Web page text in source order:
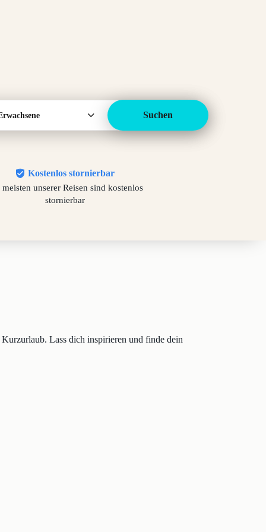
Suchen
Kostenlos stornierbar
meisten unserer Reisen sind kostenlos
stornierbar
Lass dich inspirieren und finde dein